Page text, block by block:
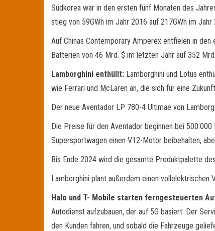
Südkorea war in den ersten fünf Monaten des
stieg von 59GWh im Jahr 2016 auf 217GWh im Jahr
Auf Chinas Contemporary Amperex entfielen in
Batterien von 46 Mrd. $ im letzten Jahr auf 352
Lamborghini enthüllt: Lamborghini und Lotus
wie Ferrari und McLaren an, die sich für eine
Der neue Aventador LP 780-4 Ultimae von
Die Preise für den Aventador beginnen bei
Supersportwagen einen V12-Motor beibehalten,
Bis Ende 2024 wird die gesamte Produktpalette
Lamborghini plant außerdem einen vollelektrischen
Halo und T- Mobile starten ferngesteuerten
Autodienst aufzubauen, der auf 5G basiert. Der
den Kunden fahren, und sobald die Fahrzeuge